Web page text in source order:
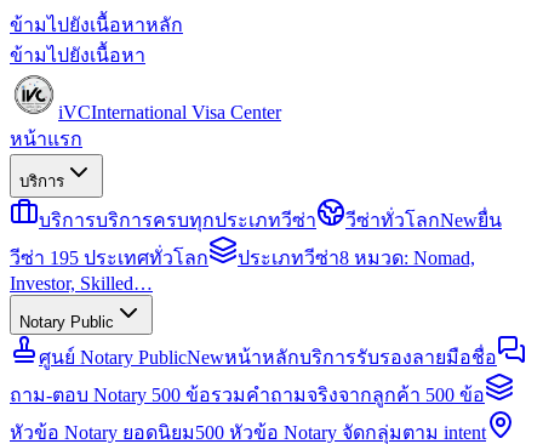
ข้ามไปยังเนื้อหาหลัก
ข้ามไปยังเนื้อหา
iVCInternational Visa Center
หน้าแรก
บริการ
บริการบริการครบทุกประเภทวีซ่า วีซ่าทั่วโลกNewยื่น
วีซ่า 195 ประเทศทั่วโลก
ประเภทวีซ่า8 หมวด: Nomad,
Investor, Skilled…
Notary Public
ศูนย์ Notary PublicNewหน้าหลักบริการรับรองลายมือชื่อ
ถาม-ตอบ Notary 500 ข้อรวมคำถามจริงจากลูกค้า 500 ข้อ
หัวข้อ Notary ยอดนิยม500 หัวข้อ Notary จัดกลุ่มตาม intent